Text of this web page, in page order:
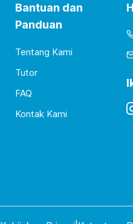
Bantuan dan
Panduan
Tentang Kami
Tutor
FAQ
Kontak Kami